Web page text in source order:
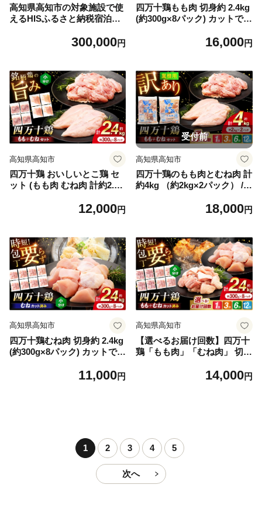
高知県高知市の対象施設で使
えるHISふるさと納税宿泊ク
券 宿泊 宿泊券 利用券 ホテル
ス】 [ATIS009] [ATIS009]
300,000円
四万十鶏もも肉 切身約 2.4kg
(約300g×8パック) カットでか
イラー販売株式会社】 [ATDP
16,000円
高知県高知市
四万十鶏 おいしいとこ鶏 セ
ット (もも肉 むね肉 計約2.4k
会社】 [ATDP001] 冷凍 小分
12,000円
受付前
高知県高知市
四万十鶏のもも肉とむね肉 計
約4kg （約2kg×2パック） /
大容量 【三栄ブロイラー販売
18,000円
高知県高知市
四万十鶏むね肉 切身約 2.4kg
(約300g×8パック) カットでか
イラー販売株式会社】 [ATDP
11,000円
高知県高知市
【選べるお届け回数】四万十
鶏「もも肉」「むね肉」 切身
ク） 3回・6回・12回 カット
14,000円
1 2 3 4 5
次へ